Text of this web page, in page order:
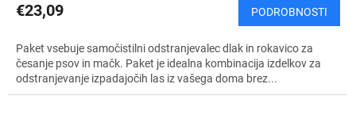
€23,09 PODROBNOSTI
Paket vsebuje samočistilni odstranjevalec dlak in rokavico za
česanje psov in mačk. Paket je idealna kombinacija izdelkov za
odstranjevanje izpadajočih las iz vašega doma brez...